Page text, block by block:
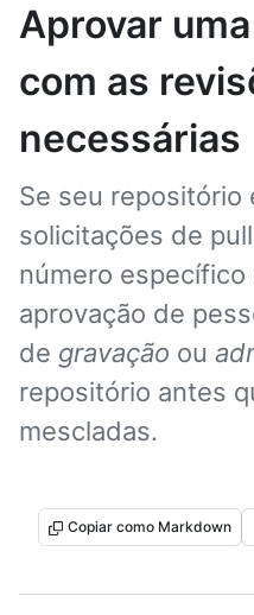
Aprovar
com as
necessárias
Se seu repositório
solicitações de
número
aprovação de
de gravação ou
repositório antes
mescladas.
Copiar como Markdown